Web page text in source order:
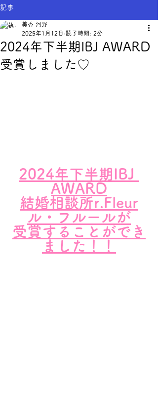
記事
2024年下半期IBJ AWARD
受賞しました♡
美香 河野
2025年1月12日 読了時間: 2分
2024年下半期IBJ
AWARD
結婚相談所r.Fleur
ル・フルールが
受賞することができ
ました！！